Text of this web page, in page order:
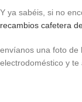
Y ya sabéis, si no
recambios cafetera
envíanos una foto de
electrodoméstico y te